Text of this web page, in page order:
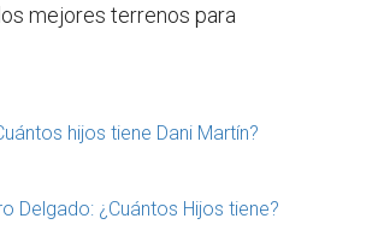
mejores terrenos para
hijos tiene Dani Martín?
Delgado: ¿Cuántos Hijos tiene?